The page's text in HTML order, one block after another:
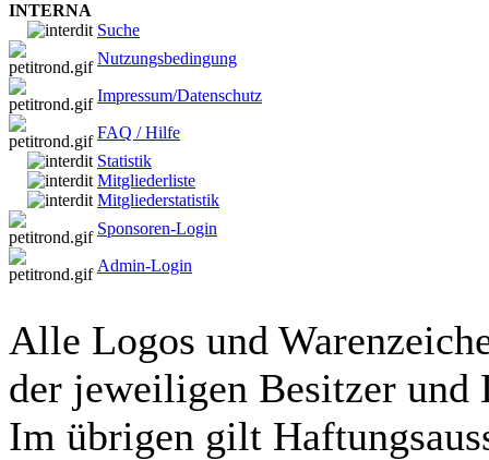
INTERNA
Suche
Nutzungsbedingung
Impressum/Datenschutz
FAQ / Hilfe
Statistik
Mitgliederliste
Mitgliederstatistik
Sponsoren-Login
Admin-Login
Alle Logos und
der jeweiligen Besitzer und
Im übrigen gilt